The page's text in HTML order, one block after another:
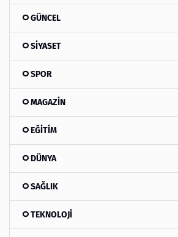
GÜNCEL
SİYASET
SPOR
MAGAZİN
EĞİTİM
DÜNYA
SAĞLIK
TEKNOLOJİ